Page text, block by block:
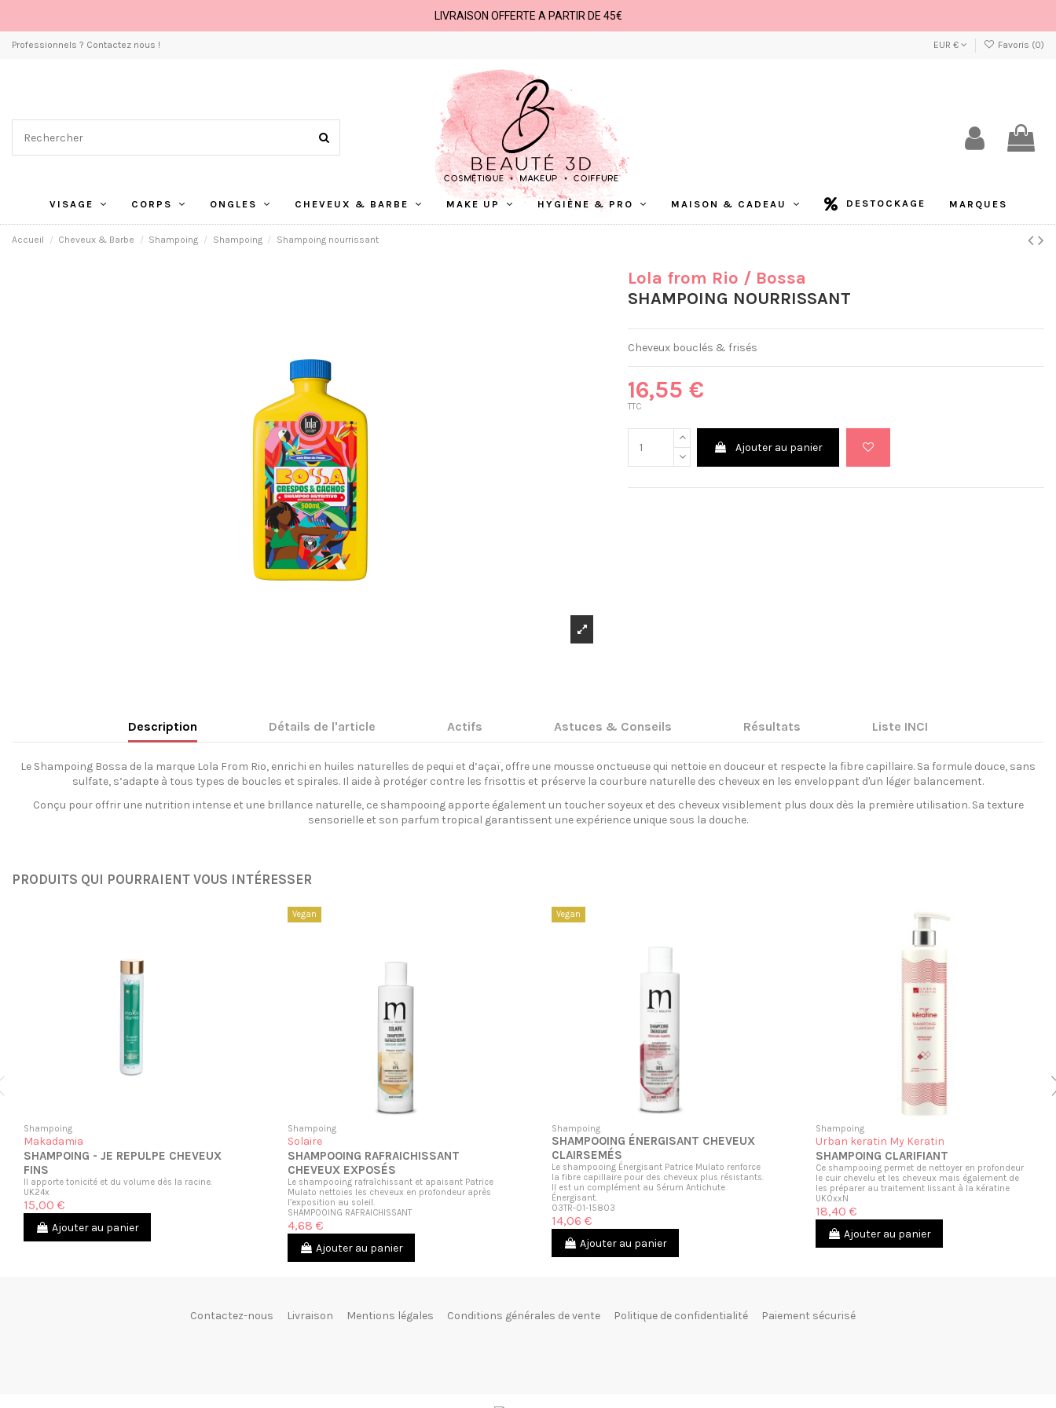
LIVRAISON OFFERTE A PARTIR DE 45€
Professionnels ? Contactez nous ! EUR € Favoris (0)
VISAGE CORPS ONGLES CHEVEUX & BARBE MAKE UP HYGIÈNE & PRO MAISON & CADEAU DESTOCKAGE MARQUES
Accueil Cheveux & Barbe Shampoing Shampoing Shampoing nourrissant
Lola from Rio / Bossa
SHAMPOING NOURRISSANT
Cheveux bouclés & frisés
16,55 €
TTC
Ajouter au panier
Description Détails de l'article Actifs Astuces & Conseils Résultats Liste INCI
Le Shampoing Bossa de la marque Lola From Rio, enrichi en huiles naturelles de pequi et d’açaï, offre une mousse onctueuse qui nettoie en douceur et respecte la fibre capillaire. Sa formule douce, sans
sulfate, s’adapte à tous types de boucles et spirales. Il aide à protéger contre les frisottis et préserve la courbure naturelle des cheveux en les enveloppant d'un léger balancement.
Conçu pour offrir une nutrition intense et une brillance naturelle, ce shampooing apporte également un toucher soyeux et des cheveux visiblement plus doux dès la première utilisation. Sa texture
sensorielle et son parfum tropical garantissent une expérience unique sous la douche.
PRODUITS QUI POURRAIENT VOUS INTÉRESSER
Shampoing
Makadamia
SHAMPOING - JE REPULPE CHEVEUX
FINS
Il apporte tonicité et du volume dès la racine.
UK24x
15,00 €
Ajouter au panier
Vegan
Shampoing
Solaire
SHAMPOOING RAFRAICHISSANT
CHEVEUX EXPOSÉS
Le shampooing rafraîchissant et apaisant Patrice
Mulato nettoies les cheveux en profondeur après
l’exposition au soleil.
SHAMPOOING RAFRAICHISSANT
4,68 €
Ajouter au panier
Vegan
Shampoing
SHAMPOOING ÉNERGISANT CHEVEUX
CLAIRSEMÉS
Le shampooing Énergisant Patrice Mulato renforce
la fibre capillaire pour des cheveux plus résistants.
Il est un complément au Sérum Antichute
Énergisant.
03TR-01-15803
14,06 €
Ajouter au panier
Shampoing
Urban keratin My Keratin
SHAMPOING CLARIFIANT
Ce shampooing permet de nettoyer en profondeur
le cuir chevelu et les cheveux mais également de
les préparer au traitement lissant à la kératine
UK0xxN
18,40 €
Ajouter au panier
Contactez-nous Livraison Mentions légales Conditions générales de vente Politique de confidentialité Paiement sécurisé